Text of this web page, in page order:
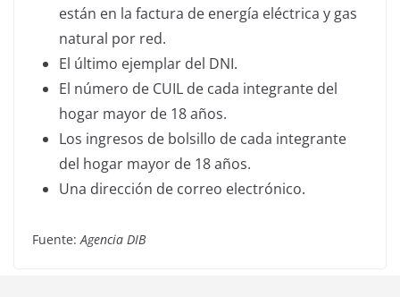
están en la factura de energía eléctrica y gas
natural por red.
El último ejemplar del DNI.
El número de CUIL de cada integrante del
hogar mayor de 18 años.
Los ingresos de bolsillo de cada integrante
del hogar mayor de 18 años.
Una dirección de correo electrónico.
Fuente:Agencia DIB